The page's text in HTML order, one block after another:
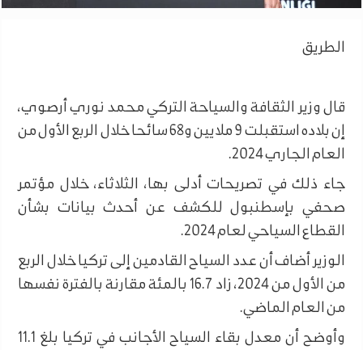
الطريق
قال وزير الثقافة والسياحة التركي محمد نوري أرصوي،
إن بلاده استقبلت 9 ملايين و68 سائحا خلال الربع الأول من
العام الجاري 2024.
جاء ذلك في تصريحات أدلى بها، الثلاثاء، خلال مؤتمر
صحفي بإسطنبول للكشف عن أحدث بيانات بشأن
القطاع السياحي لعام 2024.
الوزير أضاف أن عدد السياح القادمين إلى تركيا خلال الربع
من الأول من 2024، زاد 16.7 بالمئة مقارنة بالفترة نفسها
من العام الماضي.
وأوضح أن معدل بقاء السياح الأجانب في تركيا بلغ 11.1